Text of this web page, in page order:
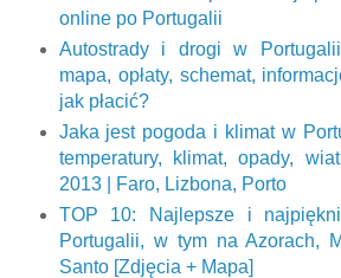
online po Portugalii
Autostrady i drogi w
mapa, opłaty, schemat,
jak płacić?
Jaka jest pogoda i klimat w
temperatury, klimat, opady,
2013 | Faro, Lizbona, Porto
TOP 10: Najlepsze i
Portugalii, w tym na Azorach,
Santo [Zdjęcia + Mapa]